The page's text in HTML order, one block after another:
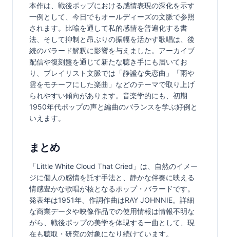
本作は、戦後ポップにおける感情表現の深化を示す
一例として、今日でもオールディーズの文脈で参照
されます。比喩を通して私的感情を普遍化する書
法、そして抑制と昂ぶりの振幅を活かす歌唱は、後
続のバラード解釈に影響を与えました。アーカイブ
配信や復刻盤を通じて新たな聴き手にも届いてお
り、プレイリスト文脈では「静謐な失恋曲」「雨や
雲をモチーフにした楽曲」などのテーマで取り上げ
られやすい傾向があります。音楽学的にも、初期
1950年代ポップの声と編曲のバランスを学ぶ好例と
いえます。
まとめ
「Little White Cloud That Cried」は、自然のイメー
ジに個人の感情を託す手法と、静かな伴奏に映える
情感豊かな歌唱が核となるポップ・バラードです。
発表年は1951年、作詞作曲はRAY JOHNNIE。詳細
な商業データや映像作品での使用情報は情報不明な
がら、戦後ポップの美学を体現する一曲として、現
在も聴取・研究の対象になり続けています。